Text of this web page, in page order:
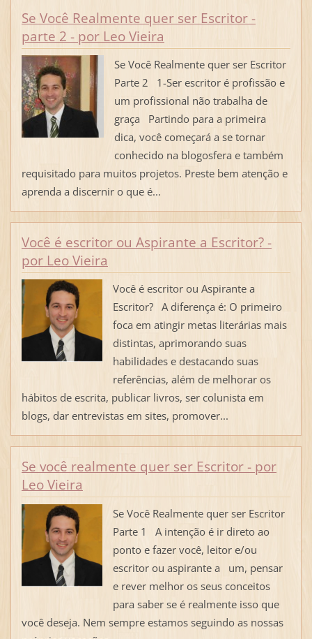
Se Você Realmente quer ser Escritor -
parte 2 - por Leo Vieira
Se Você Realmente quer ser Escritor
Parte 2 1-Ser escritor é profissão e
um profissional não trabalha de
graça Partindo para a primeira
dica, você começará a se tornar
conhecido na blogosfera e também
requisitado para muitos projetos. Preste bem atenção e
aprenda a discernir o que é...
Você é escritor ou Aspirante a Escritor? -
por Leo Vieira
Você é escritor ou Aspirante a
Escritor? A diferença é: O primeiro
foca em atingir metas literárias mais
distintas, aprimorando suas
habilidades e destacando suas
referências, além de melhorar os
hábitos de escrita, publicar livros, ser colunista em
blogs, dar entrevistas em sites, promover...
Se você realmente quer ser Escritor - por
Leo Vieira
Se Você Realmente quer ser Escritor
Parte 1 A intenção é ir direto ao
ponto e fazer você, leitor e/ou
escritor ou aspirante a um, pensar
e rever melhor os seus conceitos
para saber se é realmente isso que
você deseja. Nem sempre estamos seguindo as nossas